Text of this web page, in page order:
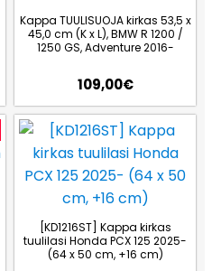
Kappa TUULISUOJA kirkas 53,5 x
45,0 cm (K x L), BMW R 1200 /
1250 GS, Adventure 2016-
109,00€
[KD1216ST] Kappa kirkas
tuulilasi Honda PCX 125 2025-
(64 x 50 cm, +16 cm)